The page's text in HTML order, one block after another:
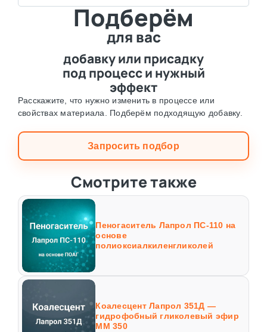
Подберём
для вас
добавку или присадку
под процесс и нужный
эффект
Расскажите, что нужно изменить в процессе или
свойствах материала. Подберём подходящую добавку.
Запросить подбор
Смотрите также
Пеногаситель Лапрол ПС-110 на
основе
полиоксиалкиленгликолей
Коалесцент Лапрол 351Д —
гидрофобный гликолевый эфир
ММ 350